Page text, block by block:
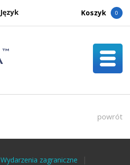
Język Koszyk 0
powrót
Wydarzenia zagraniczne